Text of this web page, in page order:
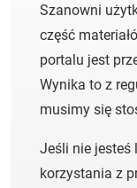
Szanowni
część
portalu jest
Wynika to z
musimy się
Jeśli nie jesteś
korzystania z